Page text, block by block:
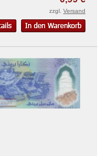
zzgl. Versand